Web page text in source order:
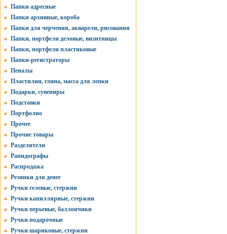
Папки адресные
Папки архивные, короба
Папки для черчения, акварели, рисования
Папки, портфели деловые, визитницы
Папки, портфели пластиковые
Папки-регистраторы
Пеналы
Пластилин, глина, масса для лепки
Подарки, сувениры
Подставки
Портфолио
Прочее
Прочие товары
Разделители
Рапидографы
Распродажа
Резинки для денег
Ручки гелевые, стержни
Ручки капиллярные, стержни
Ручки перьевые, баллончики
Ручки подарочные
Ручки шариковые, стержни